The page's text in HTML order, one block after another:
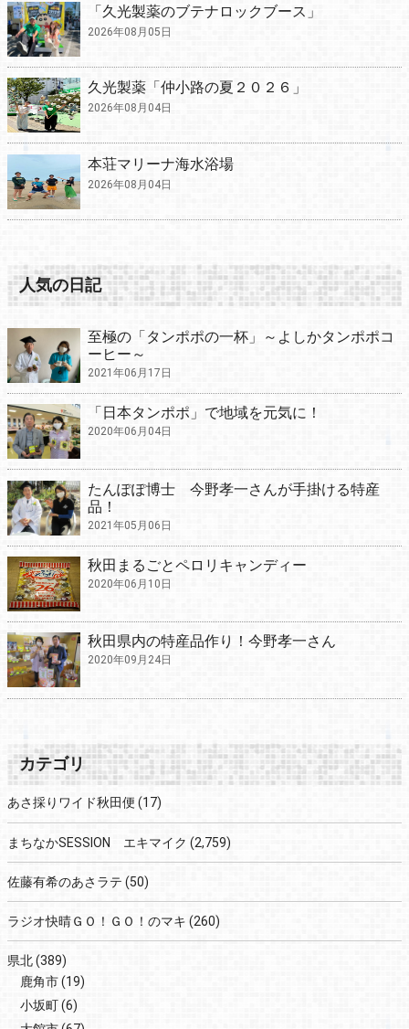
「久光製薬のブテナロックブース」
2026年08月05日
久光製薬「仲小路の夏２０２６」
2026年08月04日
本荘マリーナ海水浴場
2026年08月04日
人気の日記
至極の「タンポポの一杯」～よしかタンポポコ
ーヒー～
2021年06月17日
「日本タンポポ」で地域を元気に！
2020年06月04日
たんぽぽ博士 今野孝一さんが手掛ける特産
品！
2021年05月06日
秋田まるごとペロリキャンディー
2020年06月10日
秋田県内の特産品作り！今野孝一さん
2020年09月24日
カテゴリ
あさ採りワイド秋田便 (17)
まちなかSESSION エキマイク (2,759)
佐藤有希のあさラテ (50)
ラジオ快晴ＧＯ！ＧＯ！のマキ (260)
県北(389)
鹿角市(19)
小坂町(6)